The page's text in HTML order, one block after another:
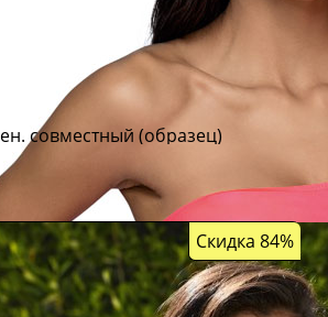
совместный (образец)
Скидка 84%